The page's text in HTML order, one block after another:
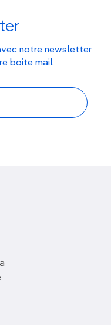
notre newsletter
boite mail